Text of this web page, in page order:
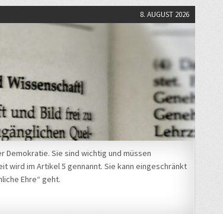
8. AUGUST 2026
Demokratie. Sie sind wichtig und müssen
wird im Artikel 5 gennannt. Sie kann eingeschränkt
Ehre“ geht.